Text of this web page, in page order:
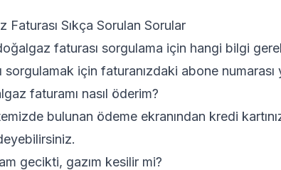
Faturası Sıkça Sorulan Sorular
faturası sorgulama için hangi bilgi
sorgulamak için faturanızdaki abone numarası
faturamı nasıl öderim?
bulunan ödeme ekranından kredi
gecikti, gazım kesilir mi?